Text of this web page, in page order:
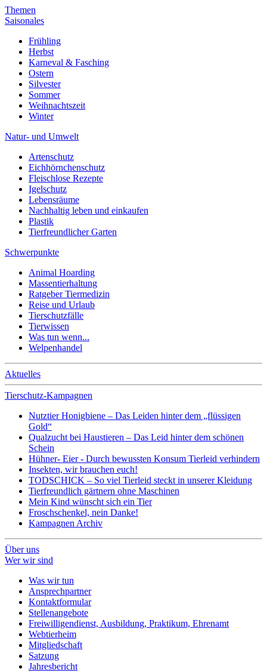
Themen
Saisonales
Frühling
Herbst
Karneval & Fasching
Ostern
Silvester
Sommer
Weihnachtszeit
Winter
Natur- und Umwelt
Artenschutz
Eichhörnchenschutz
Fleischlose Rezepte
Igelschutz
Lebensräume
Nachhaltig leben und einkaufen
Plastik
Tierfreundlicher Garten
Schwerpunkte
Animal Hoarding
Massentierhaltung
Ratgeber Tiermedizin
Reise und Urlaub
Tierschutzfälle
Tierwissen
Was tun wenn...
Welpenhandel
Aktuelles
Tierschutz-Kampagnen
Nutztier Honigbiene – Das Leiden hinter dem „flüssigen
Gold“
Qualzucht bei Haustieren – Das Leid hinter dem schönen
Schein
Hühner- Eier - Durch bewussten Konsum Tierleid verhindern
Insekten, wir brauchen euch!
TODSCHICK – So viel Tierleid steckt in unserer Kleidung
Tierfreundlich gärtnern ohne Maschinen
Mein Kind wünscht sich ein Tier
Froschschenkel, nein Danke!
Kampagnen Archiv
Über uns
Wer wir sind
Was wir tun
Ansprechpartner
Kontaktformular
Stellenangebote
Freiwilligendienst, Ausbildung, Praktikum, Ehrenamt
Webtierheim
Mitgliedschaft
Satzung
Jahresbericht